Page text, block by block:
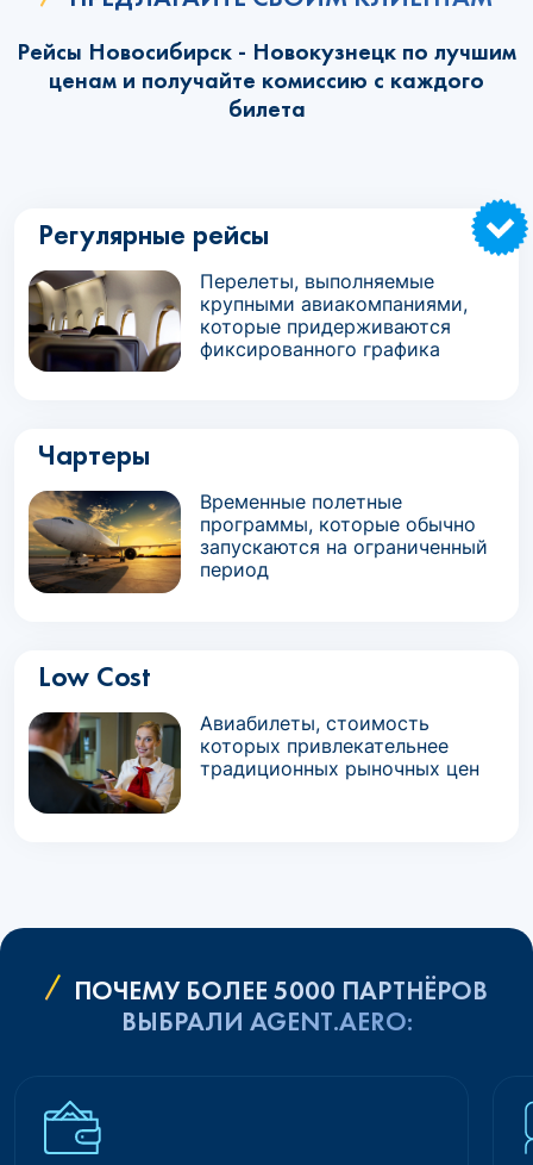
Рейсы Новосибирск - Новокузнецк по лучшим
ценам и получайте комиссию с каждого
билета
Регулярные рейсы
Перелеты, выполняемые
крупными авиакомпаниями,
которые придерживаются
фиксированного графика
Чартеры
Временные полетные
программы, которые обычно
запускаются на ограниченный
период
Low Cost
Авиабилеты, стоимость
которых привлекательнее
традиционных рыночных цен
ПОЧЕМУ БОЛЕЕ 5000 ПАРТНЁРОВ
ВЫБРАЛИ AGENT.AERO: